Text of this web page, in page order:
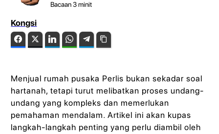
Bacaan3minit
Kongsi
FacebookTwitter LinkedIn WhatsAppTelegram
Menjual rumah pusaka Perlis bukan sekadar soal
hartanah, tetapi turut melibatkan proses undang-
undang yang kompleks dan memerlukan
pemahaman mendalam. Artikel ini akan kupas
langkah-langkah penting yang perlu diambil oleh